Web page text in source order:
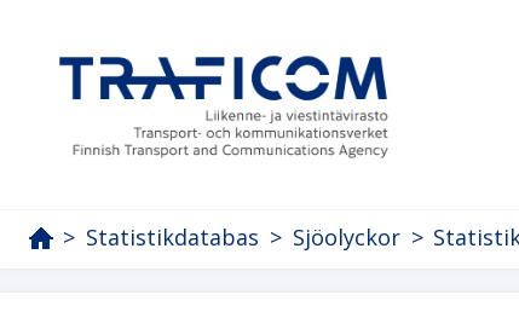
> Statistikdatabas > Sjöolyckor >